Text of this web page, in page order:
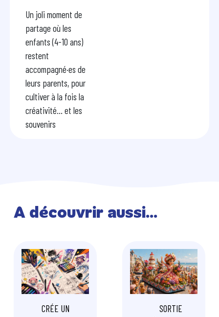
Un joli moment de
partage où les
enfants (4-10 ans)
restent
accompagné·es de
leurs parents, pour
cultiver à la fois la
créativité… et les
souvenirs 💛
A découvrir aussi...
Image
CRÉE UN
Image
🌷 SORTIE